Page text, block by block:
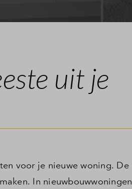
uit je
voor je nieuwe woning. De
In nieuwbouwwoningen